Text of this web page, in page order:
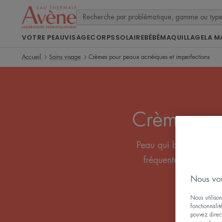
VOTRE PEAUVISAGECORPSSOLAIREBÉBÉMAQUILLAGELA
Accueil Soins visage Crèmes pour peaux acnéiques et imperfections
Crèmes
Peau qui brille,
fréquentes. Encore
Nous
Nous
pouvez